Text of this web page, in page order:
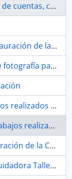
desde el año 1906 al año 1950.
y su trono de plata
restauración
en la peana
ángeles y peana
7 de agosto de 1926
Navas Parejo